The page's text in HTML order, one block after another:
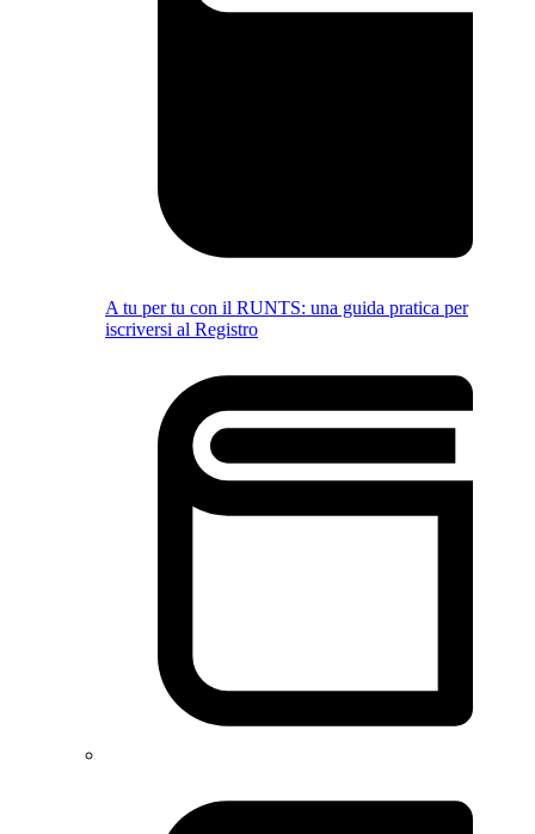
A tu per tu con il RUNTS: una guida pratica per
iscriversi al Registro